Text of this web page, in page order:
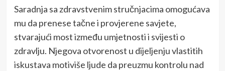
Saradnja sa zdravstvenim stručnjacima omogućava
mu da prenese tačne i provjerene savjete,
stvarajući most između umjetnosti i svijesti o
zdravlju. Njegova otvorenost u dijeljenju vlastitih
iskustava motiviše ljude da preuzmu kontrolu nad